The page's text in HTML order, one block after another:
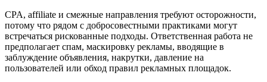
CPA, affiliate и смежные направления требуют осторожности,
потому что рядом с добросовестными практиками могут
встречаться рискованные подходы. Ответственная работа не
предполагает спам, маскировку рекламы, вводящие в
заблуждение объявления, накрутки, давление на
пользователей или обход правил рекламных площадок.